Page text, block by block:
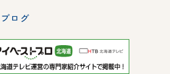
ブログ